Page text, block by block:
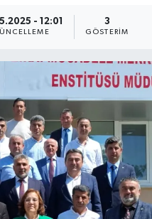
- 12:01 3
GÖSTERIM